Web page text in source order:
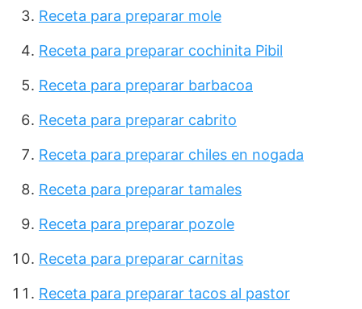
Receta para preparar mole
Receta para preparar cochinita Pibil
Receta para preparar barbacoa
Receta para preparar cabrito
Receta para preparar chiles en nogada
Receta para preparar tamales
Receta para preparar pozole
Receta para preparar carnitas
Receta para preparar tacos al pastor